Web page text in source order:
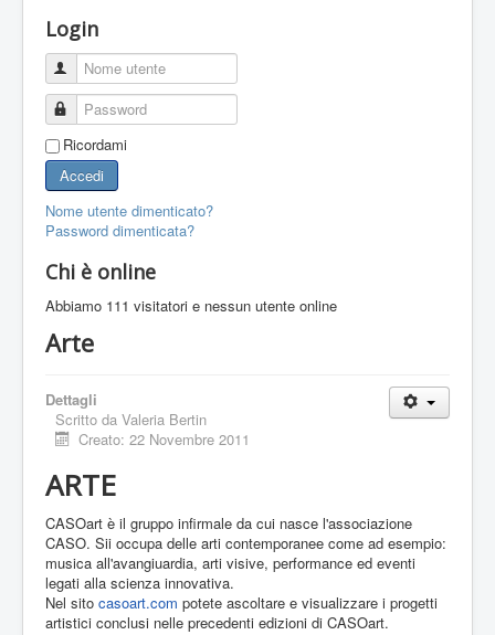
Login
Nome utente
Password
Ricordami
Accedi
Nome utente dimenticato?
Password dimenticata?
Chi è online
Abbiamo 111 visitatori e nessun utente online
Arte
Dettagli
Scritto da Valeria Bertin
Creato: 22 Novembre 2011
ARTE
CASOart è il gruppo infirmale da cui nasce l'associazione
CASO. Sii occupa delle arti contemporanee come ad esempio:
musica all'avangiuardia, arti visive, performance ed eventi
legati alla scienza innovativa.
Nel sito casoart.com potete ascoltare e visualizzare i progetti
artistici conclusi nelle precedenti edizioni di CASOart.